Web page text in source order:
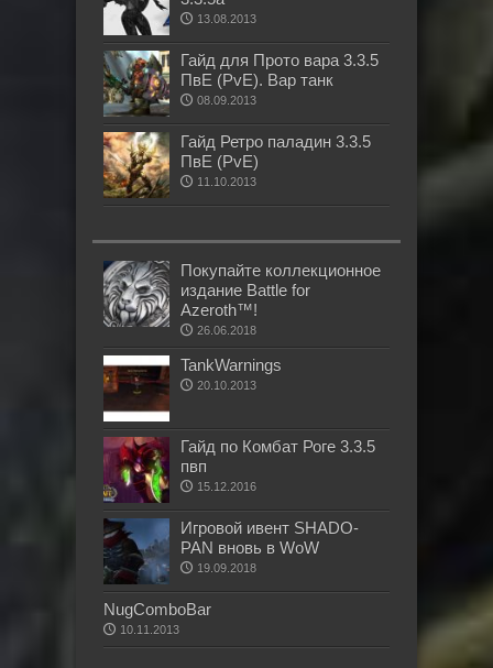
13.08.2013
Гайд для Прото вара 3.3.5
ПвЕ (PvE). Вар танк
08.09.2013
Гайд Ретро паладин 3.3.5
ПвЕ (PvE)
11.10.2013
Покупайте коллекционное
издание Battle for
Azeroth™!
26.06.2018
TankWarnings
20.10.2013
Гайд по Комбат Роге 3.3.5
пвп
15.12.2016
Игровой ивент SHADO-
PAN вновь в WoW
19.09.2018
NugComboBar
10.11.2013